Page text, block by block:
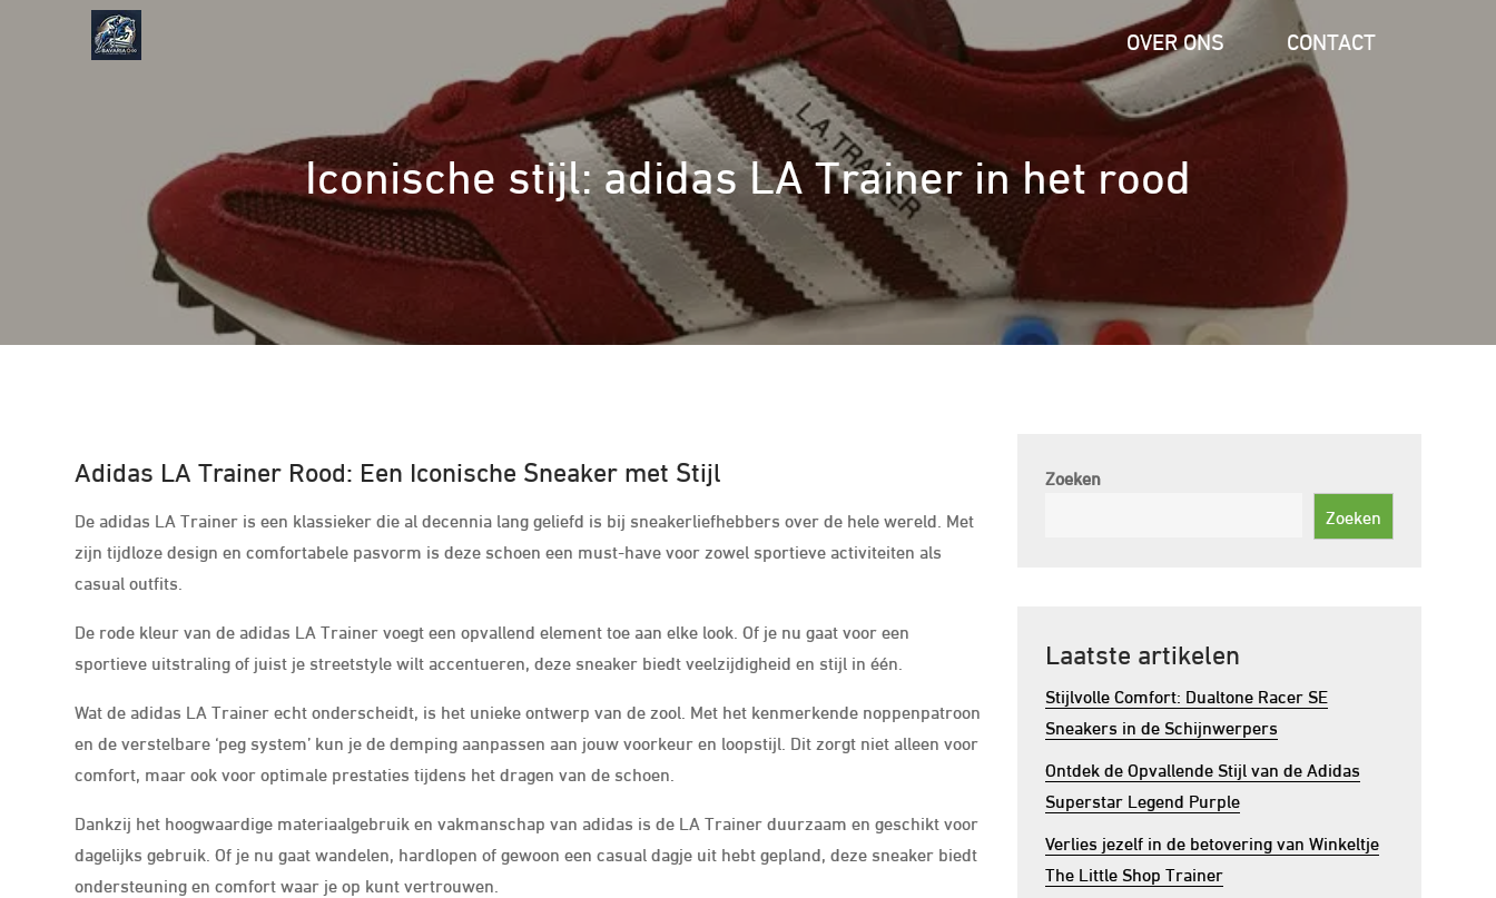
OVER ONS CONTACT
Iconische stijl: adidas LA Trainer in het rood
Adidas LA Trainer Rood: Een Iconische Sneaker met Stijl
De adidas LA Trainer is een klassieker die al decennia lang geliefd is bij sneakerliefhebbers over de hele wereld. Met
zijn tijdloze design en comfortabele pasvorm is deze schoen een must-have voor zowel sportieve activiteiten als
casual outfits.
De rode kleur van de adidas LA Trainer voegt een opvallend element toe aan elke look. Of je nu gaat voor een
sportieve uitstraling of juist je streetstyle wilt accentueren, deze sneaker biedt veelzijdigheid en stijl in één.
Wat de adidas LA Trainer echt onderscheidt, is het unieke ontwerp van de zool. Met het kenmerkende noppenpatroon
en de verstelbare ‘peg system’ kun je de demping aanpassen aan jouw voorkeur en loopstijl. Dit zorgt niet alleen voor
comfort, maar ook voor optimale prestaties tijdens het dragen van de schoen.
Dankzij het hoogwaardige materiaalgebruik en vakmanschap van adidas is de LA Trainer duurzaam en geschikt voor
dagelijks gebruik. Of je nu gaat wandelen, hardlopen of gewoon een casual dagje uit hebt gepland, deze sneaker biedt
ondersteuning en comfort waar je op kunt vertrouwen.
Zoeken
Zoeken
Laatste artikelen
Stijlvolle Comfort: Dualtone Racer SE
Sneakers in de Schijnwerpers
Ontdek de Opvallende Stijl van de Adidas
Superstar Legend Purple
Verlies jezelf in de betovering van Winkeltje
The Little Shop Trainer